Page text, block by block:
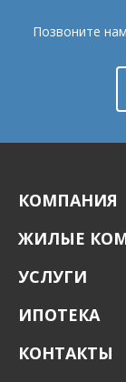
Позвоните
КОМПАНИЯ
ЖИЛЫЕ
УСЛУГИ
ИПОТЕКА
КОНТАКТЫ